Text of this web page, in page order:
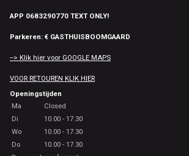
APP 0683290770 TEXT ONLY!
Parkeren: € GASTHUISBOOMGAARD
--> Klik hier voor GOOGLE MAPS
VOOR RETOUREN KLIK HIER
Openingstijden
Ma
Closed
Di
10.00 - 17.30
Wo
10.00 - 17.30
Do
10.00 - 17.30